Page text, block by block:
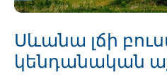
Սևանա լճի
կենդանական